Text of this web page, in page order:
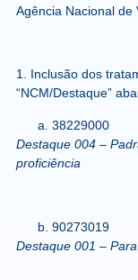
Agência Nacional de
1. Inclusãodos
“NCM/Destaque”
38229000
Destaque 004 –
proficiência
90273019
Destaque 001 –